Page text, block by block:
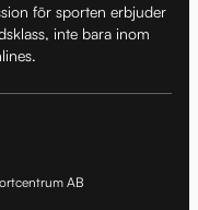
för sporten erbjuder
inte bara inom
AB